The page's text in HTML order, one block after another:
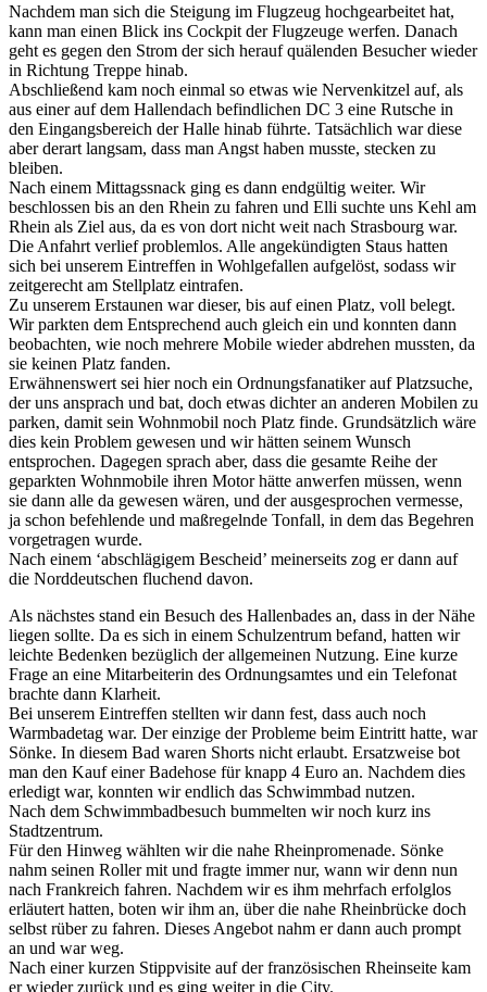
Nachdem man sich die Steigung im Flugzeug hochgearbeitet hat,
kann man einen Blick ins Cockpit der Flugzeuge werfen. Danach
geht es gegen den Strom der sich herauf quälenden Besucher wieder
in Richtung Treppe hinab.
Abschließend kam noch einmal so etwas wie Nervenkitzel auf, als
aus einer auf dem Hallendach befindlichen DC 3 eine Rutsche in
den Eingangsbereich der Halle hinab führte. Tatsächlich war diese
aber derart langsam, dass man Angst haben musste, stecken zu
bleiben.
Nach einem Mittagssnack ging es dann endgültig weiter. Wir
beschlossen bis an den Rhein zu fahren und Elli suchte uns Kehl am
Rhein als Ziel aus, da es von dort nicht weit nach Strasbourg war.
Die Anfahrt verlief problemlos. Alle angekündigten Staus hatten
sich bei unserem Eintreffen in Wohlgefallen aufgelöst, sodass wir
zeitgerecht am Stellplatz eintrafen.
Zu unserem Erstaunen war dieser, bis auf einen Platz, voll belegt.
Wir parkten dem Entsprechend auch gleich ein und konnten dann
beobachten, wie noch mehrere Mobile wieder abdrehen mussten, da
sie keinen Platz fanden.
Erwähnenswert sei hier noch ein Ordnungsfanatiker auf Platzsuche,
der uns ansprach und bat, doch etwas dichter an anderen Mobilen zu
parken, damit sein Wohnmobil noch Platz finde. Grundsätzlich wäre
dies kein Problem gewesen und wir hätten seinem Wunsch
entsprochen. Dagegen sprach aber, dass die gesamte Reihe der
geparkten Wohnmobile ihren Motor hätte anwerfen müssen, wenn
sie dann alle da gewesen wären, und der ausgesprochen vermesse,
ja schon befehlende und maßregelnde Tonfall, in dem das Begehren
vorgetragen wurde.
Nach einem ‘abschlägigem Bescheid’ meinerseits zog er dann auf
die Norddeutschen fluchend davon.
Als nächstes stand ein Besuch des Hallenbades an, dass in der Nähe
liegen sollte. Da es sich in einem Schulzentrum befand, hatten wir
leichte Bedenken bezüglich der allgemeinen Nutzung. Eine kurze
Frage an eine Mitarbeiterin des Ordnungsamtes und ein Telefonat
brachte dann Klarheit.
Bei unserem Eintreffen stellten wir dann fest, dass auch noch
Warmbadetag war. Der einzige der Probleme beim Eintritt hatte, war
Sönke. In diesem Bad waren Shorts nicht erlaubt. Ersatzweise bot
man den Kauf einer Badehose für knapp 4 Euro an. Nachdem dies
erledigt war, konnten wir endlich das Schwimmbad nutzen.
Nach dem Schwimmbadbesuch bummelten wir noch kurz ins
Stadtzentrum.
Für den Hinweg wählten wir die nahe Rheinpromenade. Sönke
nahm seinen Roller mit und fragte immer nur, wann wir denn nun
nach Frankreich fahren. Nachdem wir es ihm mehrfach erfolglos
erläutert hatten, boten wir ihm an, über die nahe Rheinbrücke doch
selbst rüber zu fahren. Dieses Angebot nahm er dann auch prompt
an und war weg.
Nach einer kurzen Stippvisite auf der französischen Rheinseite kam
er wieder zurück und es ging weiter in die City.